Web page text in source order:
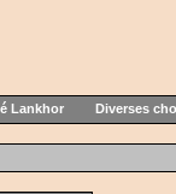
Lankhor Diverses